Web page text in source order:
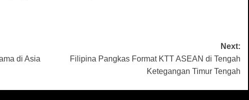
di Asia
Next:
Filipina Pangkas Format KTT ASEAN di Tengah
Ketegangan Timur Tengah